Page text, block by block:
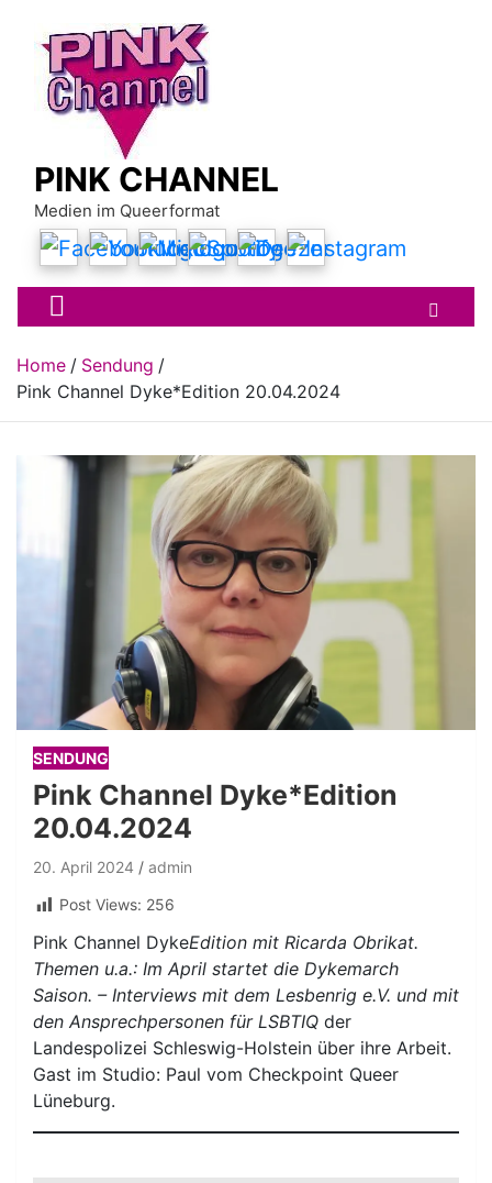
content
PINK CHANNEL
Medien im Queerformat
Home
Sendung
Pink Channel Dyke*Edition 20.04.2024
SENDUNG
Pink Channel Dyke*Edition
20.04.2024
20. April 2024
admin
Post Views: 256
Pink Channel DykeEdition mit Ricarda Obrikat.
Themen u.a.: Im April startet die Dykemarch
Saison. – Interviews mit dem Lesbenrig e.V. und mit
den Ansprechpersonen für LSBTIQ der
Landespolizei Schleswig-Holstein über ihre Arbeit.
Gast im Studio: Paul vom Checkpoint Queer
Lüneburg.